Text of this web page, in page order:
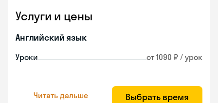
Услуги и цены
Английский язык
Уроки от 1090 ₽ / урок
Читать дальше Выбрать время